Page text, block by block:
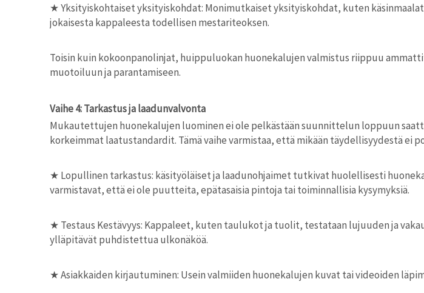
★Yksityiskohtaiset yksityiskohdat: Monimutkaiset yksityiskohdat, kuten
jokaisesta kappaleesta todellisen mestariteoksen.
Toisin kuin kokoonpanolinjat, huippuluokan huonekalujen valmistus riippuu
muotoiluun ja parantamiseen.
Vaihe 4: Tarkastus ja laadunvalvonta
Mukautettujen huonekalujen luominen ei ole pelkästään suunnittelun loppuun
korkeimmat laatustandardit. Tämä vaihe varmistaa, että mikään täydellisyydestä ei
★ Lopullinen tarkastus: käsityöläiset ja laadunohjaimet tutkivat huolellisesti
varmistavat, että ei ole puutteita, epätasaisia ​​pintoja tai toiminnallisia kysymyksiä.
★ Testaus Kestävyys: Kappaleet, kuten taulukot ja tuolit, testataan lujuuden ja
ylläpitävät puhdistettua ulkonäköä.
★Asiakkaiden kirjautuminen: Usein valmiiden huonekalujen kuvat tai videoiden